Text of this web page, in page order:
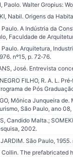
Paolo. Walter Gropius:
Nabil. Origens da
Paulo. A Indústria da
Faculdade de
Paulo. Arquitetura,
nº15, p. 72‐76.
José. Entrevista
FILHO, R. A. L.
de Pós
Mônica Junqueira
São Paulo, ano
Candido Malta.;
2002.
São Paulo, 1955.
Collin. The prefabricated